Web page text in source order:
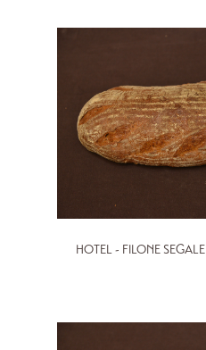
HOTEL - FILONE SEGALE